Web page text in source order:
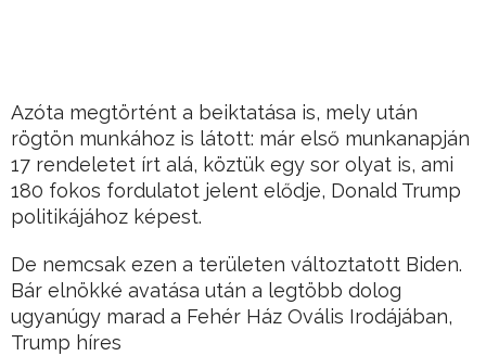
Azóta megtörtént a beiktatása is, mely után
rögtön munkához is látott: már első munkanapján
17 rendeletet írt alá, köztük egy sor olyat is, ami
180 fokos fordulatot jelent elődje, Donald Trump
politikájához képest.
De nemcsak ezen a területen változtatott Biden.
Bár elnökké avatása után a legtöbb dolog
ugyanúgy marad a Fehér Ház Ovális Irodájában,
Trump híres